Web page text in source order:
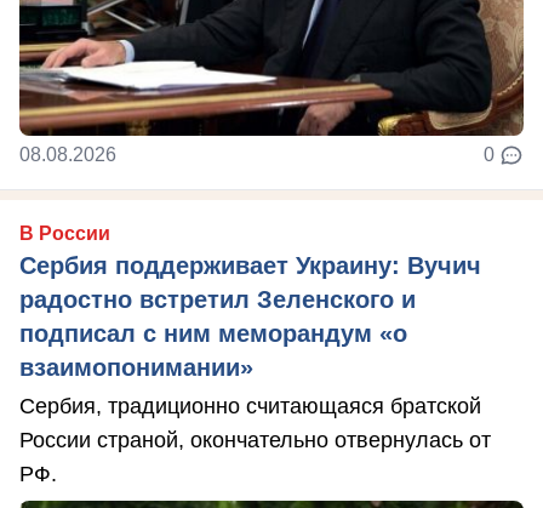
08.08.2026 0
В России
Сербия поддерживает Украину: Вучич
радостно встретил Зеленского и
подписал с ним меморандум «о
взаимопонимании»
Сербия, традиционно считающаяся братской
России страной, окончательно отвернулась от
РФ.